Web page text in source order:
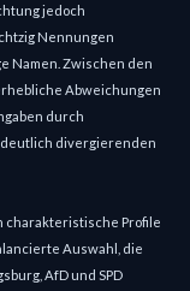
jedoch
Nennungen
Namen. Zwischen den
Abweichungen
durch
divergierenden
charakteristische Profile
Auswahl, die
AfD und SPD